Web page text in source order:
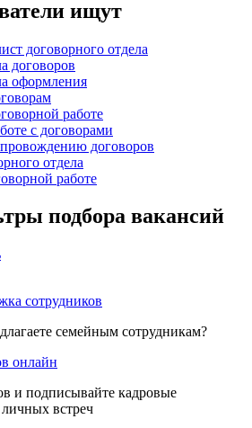
ищут
договорного отдела
договоров
оформления
работе
с договорами
договоров
отдела
работе
подбора вакансий
сотрудников
семейным сотрудникам?
онлайн
и подписывайте кадровые
встреч